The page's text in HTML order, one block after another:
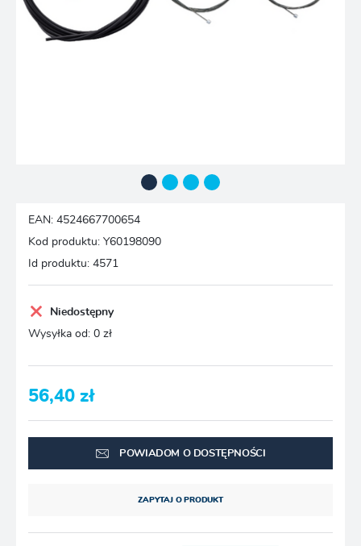
EAN: 4524667700654
Kod produktu: Y60198090
Id produktu: 4571
Niedostępny
Wysyłka od: 0 zł
56,40 zł
POWIADOM O DOSTĘPNOŚCI
ZAPYTAJ O PRODUKT